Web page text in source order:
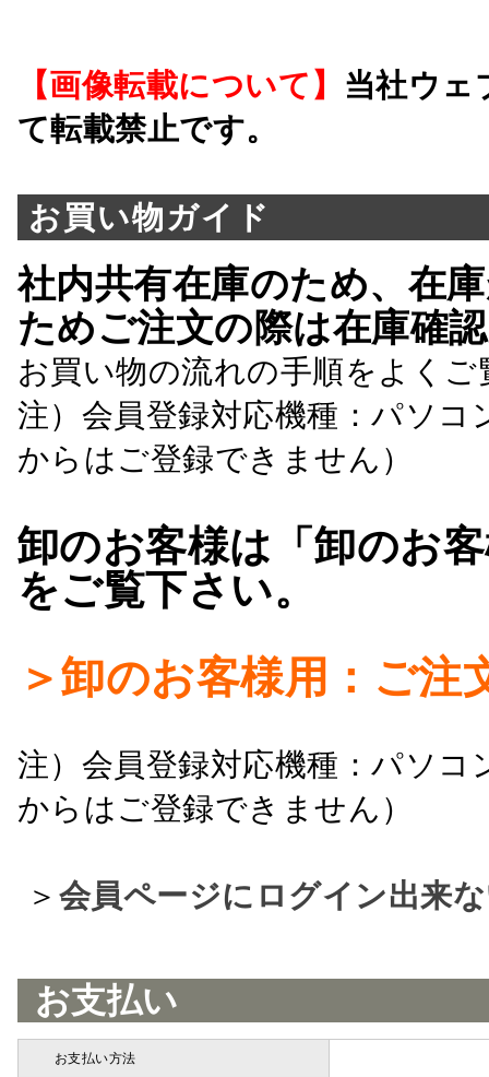
【画像転載について】 当社ウェ
て転載禁止です。
お買い物ガイド
社内共有在庫のため、在
ためご注文の際は在庫確
お買い物の流れの手順をよくご
注）会員登録対応機種：パソ
からはご登録できません）
卸のお客様は「卸のお
をご覧下さい。
＞卸のお客様用：ご注
注）会員登録対応機種：パソ
からはご登録できません）
＞ 会員ページにログイン出来
お支払い
お支払い方法